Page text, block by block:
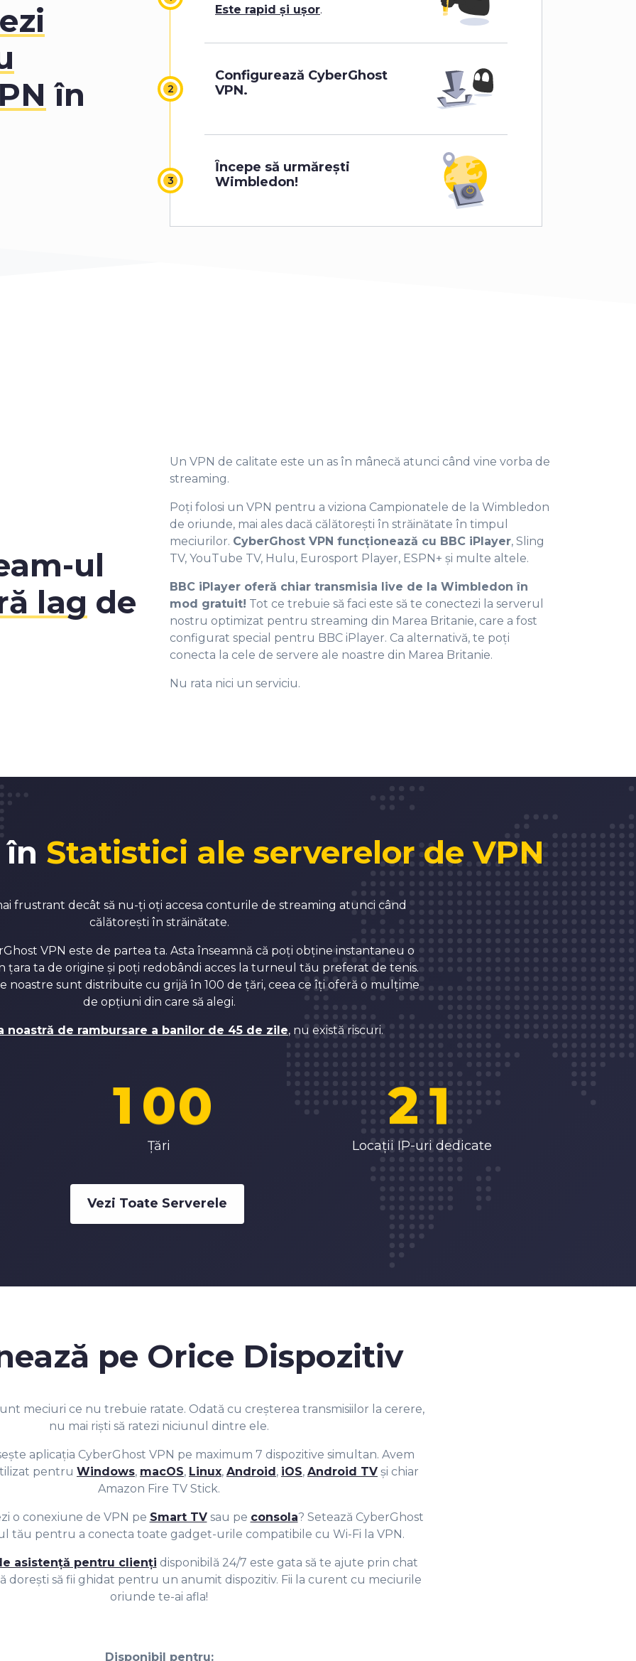
în
Este rapid și ușor.
Configurează CyberGhost
VPN.
Ȋncepe să urmăreşti
Wimbledon!
ul
lag de
Un VPN de calitate este un as în mânecă atunci când vine vorba de
streaming.
Poți folosi un VPN pentru a viziona Campionatele de la Wimbledon
de oriunde, mai ales dacă călătorești în străinătate în timpul
meciurilor. CyberGhost VPN funcționează cu BBC iPlayer, Sling
TV, YouTube TV, Hulu, Eurosport Player, ESPN+ și multe altele.
BBC iPlayer oferă chiar transmisia live de la Wimbledon în
mod gratuit! Tot ce trebuie să faci este să te conectezi la serverul
nostru optimizat pentru streaming din Marea Britanie, care a fost
configurat special pentru BBC iPlayer. Ca alternativă, te poți
conecta la cele de servere ale noastre din Marea Britanie.
Nu rata nici un serviciu.
Statistici ale serverelor de VPN
frustrant decât să nu-ți oți accesa conturile de streaming atunci când
călătorești în străinătate.
VPN este de partea ta. Asta înseamnă că poți obține instantaneu o
țara ta de origine și poți redobândi acces la turneul tău preferat de tenis.
noastre sunt distribuite cu grijă în 100 de țări, ceea ce îți oferă o mulțime
de opțiuni din care să alegi.
noastră de rambursare a banilor de 45 de zile, nu există riscuri.
0
1
3
6
7
8
9
0
2
4
5
6
7
8
9
0
1
2
5
6
7
8
9
0
1
2
3
7
8
9
0
1
2
4
5
6
7
8
9
0
2
5
6
7
8
9
Țări
0
2
3
7
8
9
0
1
2
5
6
1
2
7
Locații IP-uri dedicate
Vezi Toate Serverele
pe Orice Dispozitiv
meciuri ce nu trebuie ratate. Odată cu creșterea transmisiilor la cerere,
nu mai riști să ratezi niciunul dintre ele.
aplicația CyberGhost VPN pe maximum 7 dispozitive simultan. Avem
pentru Windows, macOS, Linux, Android, iOS, Android TV și chiar
Amazon Fire TV Stick.
o conexiune de VPN pe Smart TVsau pe consola? Setează CyberGhost
tău pentru a conecta toate gadget-urile compatibile cu Wi-Fi la VPN.
asistență pentru clienți disponibilă 24/7 este gata să te ajute prin chat
dorești să fii ghidat pentru un anumit dispozitiv. Fii la curent cu meciurile
oriunde te-ai afla!
Disponibil pentru: